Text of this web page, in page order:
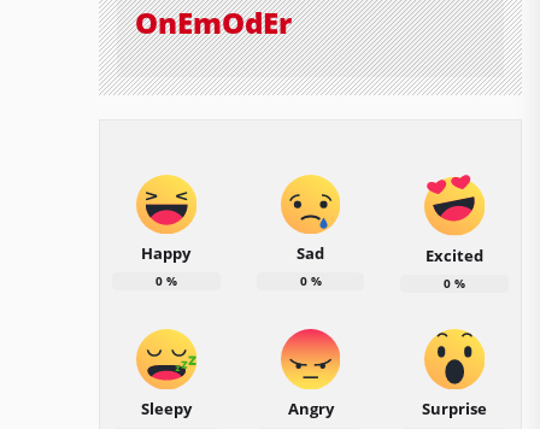
OnEmOdEr
Happy
0%
Sad
0%
Excited
0 %
Sleepy Angry Surprise